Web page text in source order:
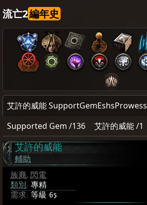
流亡2編年史
艾許的威能 SupportGemEshsProwess
Supported Gem /136
艾許的威能 /1
艾許的威能
輔助
族裔, 閃電
類別 : 專精
需求: 等級 65